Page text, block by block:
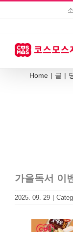
Home | 글 |
가을독서 이
2025. 09. 29 |